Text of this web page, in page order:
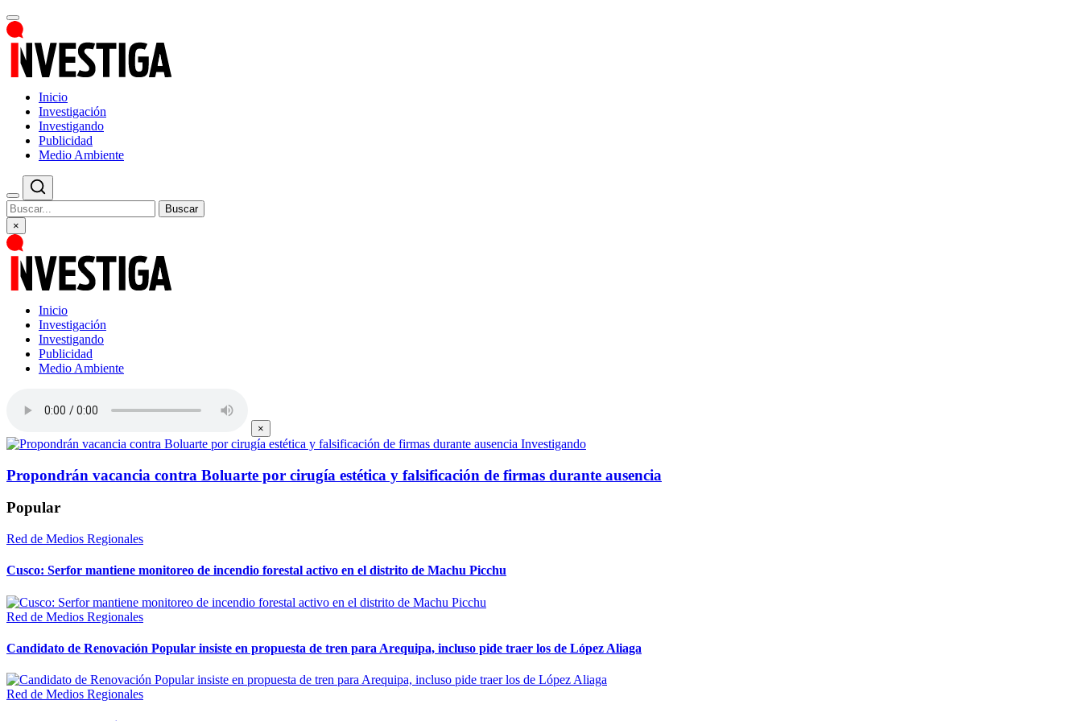
Inicio
Investigación
Investigando
Publicidad
Medio Ambiente
Buscar
×
Inicio
Investigación
Investigando
Publicidad
Medio Ambiente
×
Investigando
Propondrán vacancia contra Boluarte por cirugía estética y falsificación de firmas durante ausencia
Popular
Red de Medios Regionales
Cusco: Serfor mantiene monitoreo de incendio forestal activo en el distrito de Machu Picchu
Red de Medios Regionales
Candidato de Renovación Popular insiste en propuesta de tren para Arequipa, incluso pide traer los de López Aliaga
Red de Medios Regionales